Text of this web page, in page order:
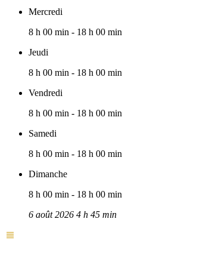
Mercredi
8 h 00 min - 18 h 00 min
Jeudi
8 h 00 min - 18 h 00 min
Vendredi
8 h 00 min - 18 h 00 min
Samedi
8 h 00 min - 18 h 00 min
Dimanche
8 h 00 min - 18 h 00 min
6 août 2026 4 h 45 min